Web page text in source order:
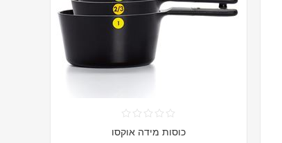
כוסות מידה אוקסו